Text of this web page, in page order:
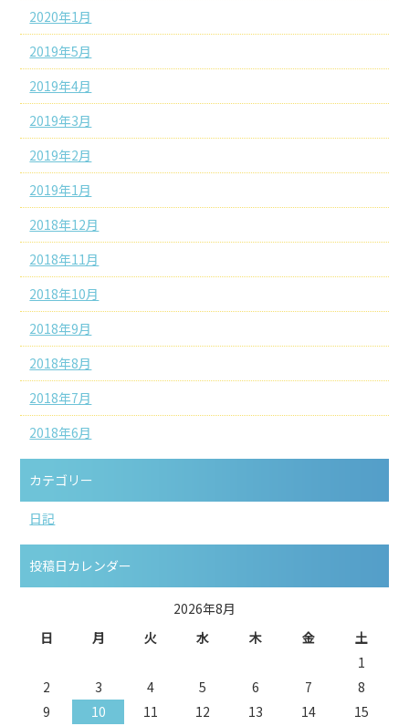
2020年1月
2019年5月
2019年4月
2019年3月
2019年2月
2019年1月
2018年12月
2018年11月
2018年10月
2018年9月
2018年8月
2018年7月
2018年6月
カテゴリー
日記
投稿日カレンダー
2026年8月
日
月 火 水 木 金
土
1
2
3 4 5 6 7
8
9
10 11 12 13 14 15